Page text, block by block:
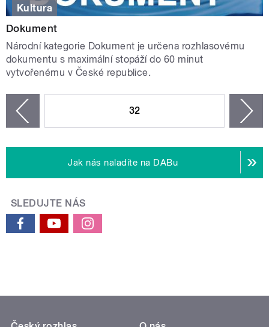
Kultura
Dokument
Národní kategorie Dokument je určena rozhlasovému
dokumentu s maximální stopáží do 60 minut
vytvořenému v České republice.
32
Jak nás naladíte na DABu
SLEDUJTE NÁS